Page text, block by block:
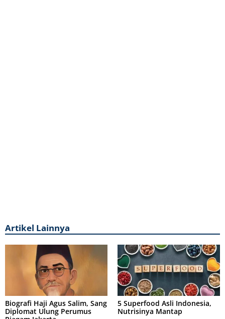
Artikel Lainnya
Biografi Haji Agus Salim, Sang
Diplomat Ulung Perumus
5 Superfood Asli Indonesia,
Nutrisinya Mantap